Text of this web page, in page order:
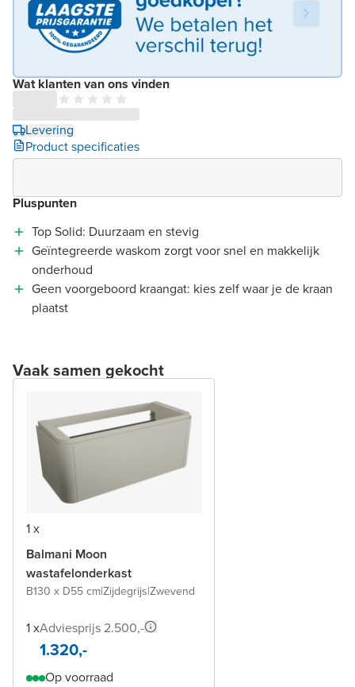
Wat klanten van ons vinden
Levering
Product specificaties
Pluspunten
Top Solid: Duurzaam en stevig
Geïntegreerde waskom zorgt voor snel en makkelijk
onderhoud
Geen voorgeboord kraangat: kies zelf waar je de kraan
plaatst
Vaak samen gekocht
1 x
Balmani Moon
wastafelonderkast
B130 x D55 cm|Zijdegrijs|Zwevend
1 xAdviesprijs 2.500,-
1.320,-
Op voorraad